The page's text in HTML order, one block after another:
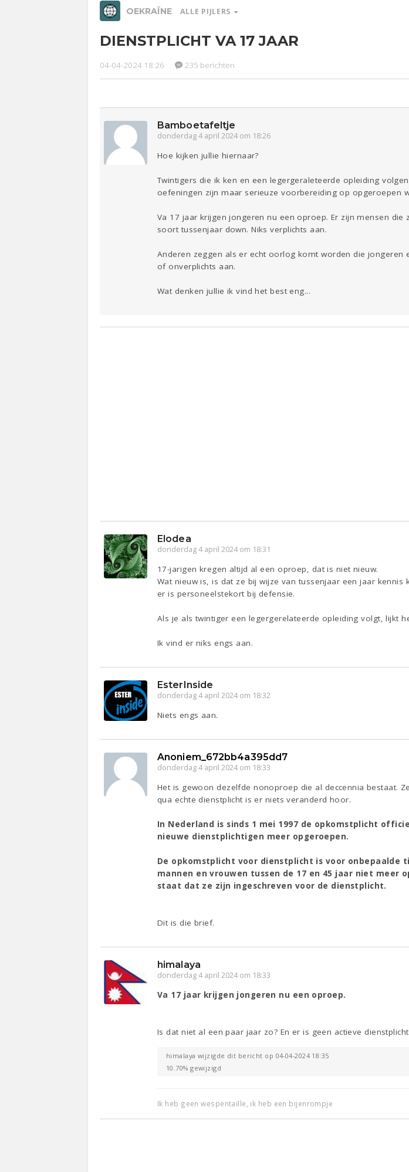
OEKRAÏNE ALLE PIJLERS
Sport Contact
DIENSTPLICHT VA 17 JAAR
04-04-2024 18:26 235 berichten
Bamboetafeltje
donderdag 4 april 2024 om 18:26
Hoe kijken jullie hiernaar?
Twintigers die ik ken en een legergeraleteerde opleiding
oefeningen zijn maar serieuze voorbereiding op opgeroepen
Va 17 jaar krijgen jongeren nu een oproep. Er zijn mensen
soort tussenjaar down. Niks verplichts aan.
Anderen zeggen als er echt oorlog komt worden die
of onverplichts aan.
Wat denken jullie ik vind het best eng...
Elodea
donderdag 4 april 2024 om 18:31
17-jarigen kregen altijd al een oproep, dat is niet nieuw.
Wat nieuw is, is dat ze bij wijze van tussenjaar een jaar
er is personeelstekort bij defensie.
Als je als twintiger een legergerelateerde opleiding volgt, lijkt
Ik vind er niks engs aan.
EsterInside
donderdag 4 april 2024 om 18:32
Niets engs aan.
Anoniem_672bb4a395dd7
donderdag 4 april 2024 om 18:33
Het is gewoon dezelfde nonoproep die al deccennia bestaat.
qua echte dienstplicht is er niets veranderd hoor.
In Nederland is sinds 1 mei 1997 de opkomstplicht
nieuwe dienstplichtigen meer opgeroepen.
De opkomstplicht voor dienstplicht is voor
mannen en vrouwen tussen de 17 en 45 jaar niet
staat dat ze zijn ingeschreven voor de dienstplicht.
Dit is die brief.
himalaya
donderdag 4 april 2024 om 18:33
Va 17 jaar krijgen jongeren nu een oproep.
Is dat niet al een paar jaar zo? En er is geen actieve
himalaya wijzigde dit bericht op 04-04-2024 18:35
10.70% gewijzigd
Ik heb geen wespentaille, ik heb een bijenrompje